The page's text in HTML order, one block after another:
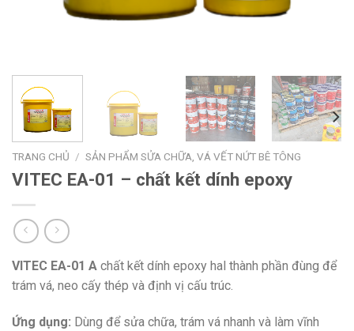
TRANG CHỦ / SẢN PHẨM SỬA CHỮA, VÁ VẾT NỨT BÊ TÔNG
VITEC EA-01 – chất kết dính epoxy
VITEC EA-01 A chất kết dính epoxy hal thành phần đùng để
trám vá, neo cấy thép và định vị cấu trúc.
Ứng dụng: Dùng để sửa chữa, trám vá nhanh và làm vĩnh